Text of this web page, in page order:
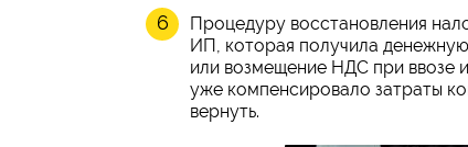
Процедуру восстановления
ИП, которая получила
или возмещение НДС при ввозе
уже компенсировало затраты
вернуть.